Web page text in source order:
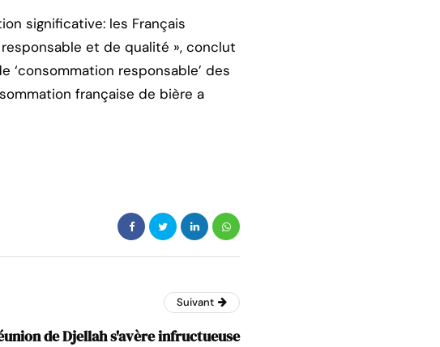
significative: les Français
et de qualité », conclut
‘consommation responsable’ des
française de bière a
Suivant
de Djellah s'avère infructueuse